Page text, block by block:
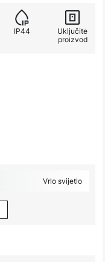
IP44
Uključite
proizvod
Vrlo svijetlo